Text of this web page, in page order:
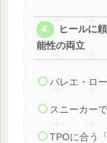
ヒールに
能性の両立
バレエ・ロ
スニーカー
TPOに合う